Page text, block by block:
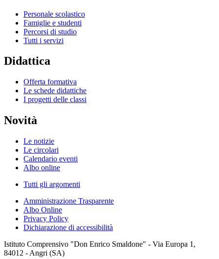
Personale scolastico
Famiglie e studenti
Percorsi di studio
Tutti i servizi
Didattica
Offerta formativa
Le schede didattiche
I progetti delle classi
Novità
Le notizie
Le circolari
Calendario eventi
Albo online
Tutti gli argomenti
Amministrazione Trasparente
Albo Online
Privacy Policy
Dichiarazione di accessibilità
Istituto Comprensivo "Don Enrico Smaldone" - Via Europa 1,
84012 - Angri (SA)